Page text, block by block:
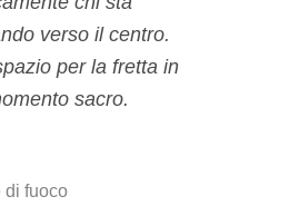
verso il centro.
per la fretta in
sacro.
di fuoco